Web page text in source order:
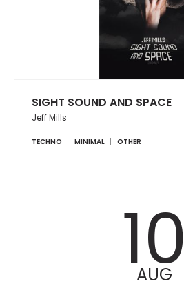
SIGHT SOUND AND SPACE
Jeff Mills
TECHNO MINIMAL OTHER
10
AUG